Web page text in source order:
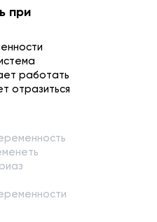
при
работать
отразиться